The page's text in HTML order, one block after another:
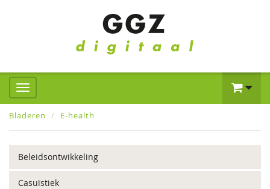
Bladeren E-health
Beleidsontwikkeling
Casuïstiek